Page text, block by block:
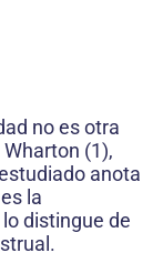
no es otra
(1),
anota
la
distingue de